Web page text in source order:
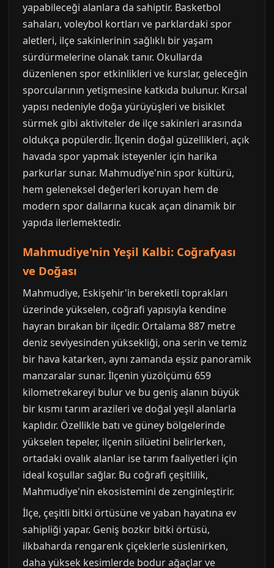
yapabileceği alanlara da sahiptir. Basketbol
sahaları, voleybol kortları ve parklardaki spor
aletleri, ilçe sakinlerinin sağlıklı bir yaşam
sürdürmelerine olanak tanır. Okullarda
düzenlenen spor etkinlikleri ve kurslar, geleceğin
sporcularının yetişmesine katkıda bulunur. Kırsal
yapısı nedeniyle doğa yürüyüşleri ve bisiklet
sürmek gibi aktiviteler de ilçe sakinleri arasında
oldukça popülerdir. İlçenin doğal güzellikleri, açık
havada spor yapmak isteyenler için harika
parkurlar sunar. Mahmudiye'nin spor kültürü,
hem geleneksel değerleri koruyan hem de
modern spor dallarına kucak açan dinamik bir
yapıda ilerlemektedir.
Mahmudiye'nin Yeşil Kalbi: Coğrafyası
ve Doğası
Mahmudiye, Eskişehir'in bereketli toprakları
üzerinde yükselen, coğrafi yapısıyla kendine
hayran bırakan bir ilçedir. Ortalama 887 metre
deniz seviyesinden yüksekliği, ona serin ve temiz
bir hava katarken, aynı zamanda eşsiz panoramik
manzaralar sunar. İlçenin yüzölçümü 659
kilometrekareyi bulur ve bu geniş alanın büyük
bir kısmı tarım arazileri ve doğal yeşil alanlarla
kaplıdır. Özellikle batı ve güney bölgelerinde
yükselen tepeler, ilçenin silüetini belirlerken,
ortadaki ovalık alanlar ise tarım faaliyetleri için
ideal koşullar sağlar. Bu coğrafi çeşitlilik,
Mahmudiye'nin ekosistemini de zenginleştirir.
İlçe, çeşitli bitki örtüsüne ve yaban hayatına ev
sahipliği yapar. Geniş bozkır bitki örtüsü,
ilkbaharda rengarenk çiçeklerle süslenirken,
daha yüksek kesimlerde bodur ağaçlar ve